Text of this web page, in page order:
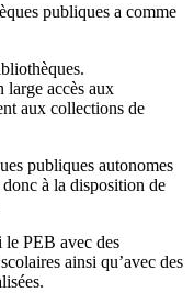
publiques a comme
accès aux
aux collections de
publiques autonomes
à la disposition de
le PEB avec des
ainsi qu’avec des